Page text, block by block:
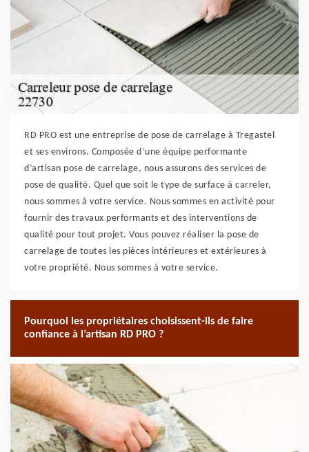
RD PRO est une entreprise de pose de carrelage à Tregastel
et ses environs. Composée d’une équipe performante
d’artisan pose de carrelage, nous assurons des services de
pose de qualité. Quel que soit le type de surface à carreler,
nous sommes à votre service. Nous sommes en activité pour
fournir des travaux performants et des interventions de
qualité pour tout projet. Vous pouvez réaliser la pose de
carrelage de toutes les pièces intérieures et extérieures à
votre propriété. Nous sommes à votre service.
Pourquoi les propriétaires choisissent-ils de faire
confiance à l’artisan RD PRO ?